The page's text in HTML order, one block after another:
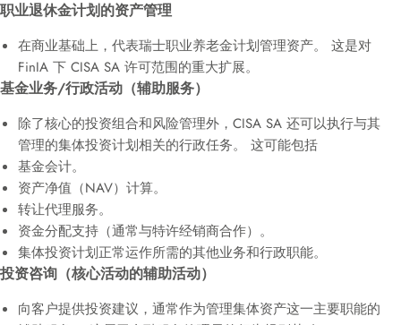
职业退休金计划的资产管理
在商业基础上，代表瑞士职业养老金计划管理资产。 这是对
FinIA 下 CISA SA 许可范围的重大扩展。
基金业务/行政活动（辅助服务）
除了核心的投资组合和风险管理外，CISA SA 还可以执行与其
管理的集体投资计划相关的行政任务。 这可能包括
基金会计。
资产净值（NAV）计算。
转让代理服务。
资金分配支持（通常与特许经销商合作）。
集体投资计划正常运作所需的其他业务和行政职能。
投资咨询（核心活动的辅助活动）
向客户提供投资建议，通常作为管理集体资产这一主要职能的